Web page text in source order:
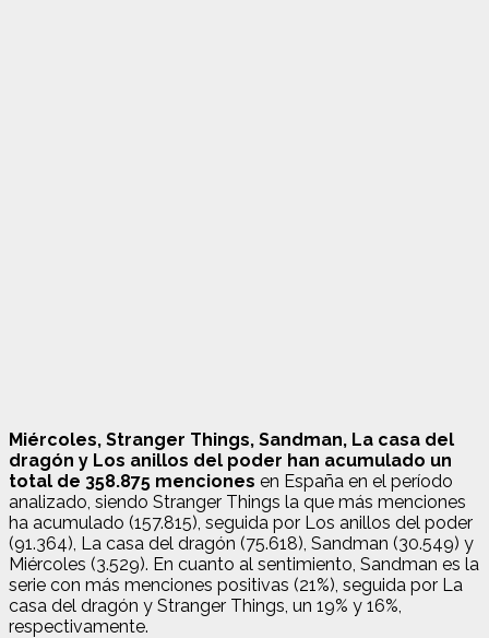
Miércoles, Stranger Things, Sandman, La casa del
dragón y Los anillos del poder han acumulado un
total de 358.875 menciones en España en el período
analizado, siendo Stranger Things la que más menciones
ha acumulado (157.815), seguida por Los anillos del poder
(91.364), La casa del dragón (75.618), Sandman (30.549) y
Miércoles (3.529). En cuanto al sentimiento, Sandman es la
serie con más menciones positivas (21%), seguida por La
casa del dragón y Stranger Things, un 19% y 16%,
respectivamente.